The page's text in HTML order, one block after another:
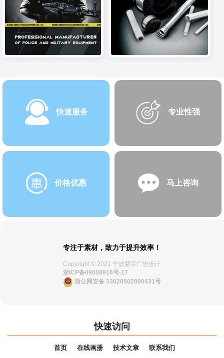
快速服务 专业性强
价格优惠 马上咨询
专注于素材，致力于提升效率！
Copyright © 2021 宁波紫宇广告设计
浙ICP备09008916号-17
浙公网安备 33020502000431号
快速访问
首页 在线画册 技术文章 联系我们